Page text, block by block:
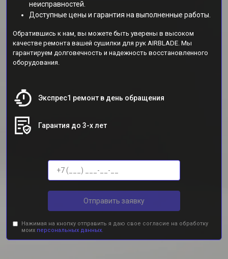
неисправностей.
Доступные цены и гарантия на выполненные работы.
Обратившись к нам, вы можете быть уверены в высоком
качестве ремонта вашей сушилки для рук AIRBLADE. Мы
гарантируем долговечность и надежность восстановленного
оборудования.
Экспрес1 ремонт в день обращения
Гарантия до 3-х лет
Отправить заявку
Нажимая на кнопку отправить я даю свое согласие на обработку
моих персональных данных.